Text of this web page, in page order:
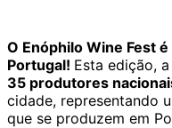
O Enóphilo Wine Fest
Portugal! Esta edição,
35 produtores
cidade, representando
que se produzem em